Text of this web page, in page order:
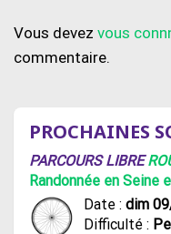
Vous devez vous
commentaire.
PROCHAINES
PARCOURS LIBRE
Randonnée en Seine
Date : dim
Difficulté :